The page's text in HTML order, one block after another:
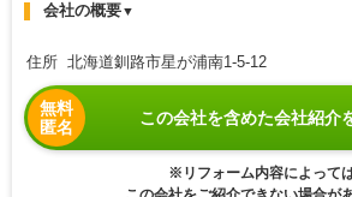
会社の概要▼
住所 北海道釧路市星が浦南1-5-12
無料
匿名
この会社を含めた会社紹介
※リフォーム内容によっては